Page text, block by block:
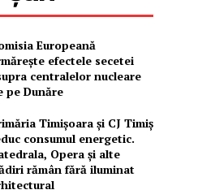
Europeană
efectele secetei
centralelor nucleare
pe Dunăre
Timișoara şi CJ Timiș
consumul energetic.
Opera şi alte
rămân fără iluminat